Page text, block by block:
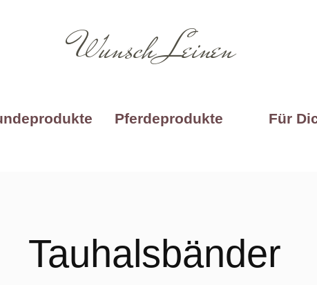
Wunsch Leinen
Pferdeprodukte Für
Tauhalsbänder